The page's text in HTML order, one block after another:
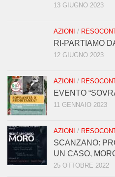
13 GIUGNO 2023
AZIONI /
RI-PARTIAMO
12 GIUGNO 2023
AZIONI /
EVENTO
11 GENNAIO 2023
AZIONI /
SCANZANO:
UN CASO,
25 OTTOBRE 2022